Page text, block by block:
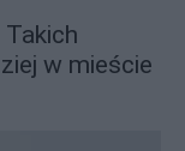
w mieście